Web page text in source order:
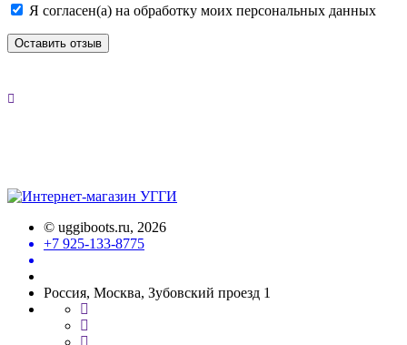
Я согласен(а) на обработку моих персональных данных
Оставить отзыв
© uggiboots.ru, 2026
+7 925-133-8775
Россия, Москва, Зубовский проезд 1